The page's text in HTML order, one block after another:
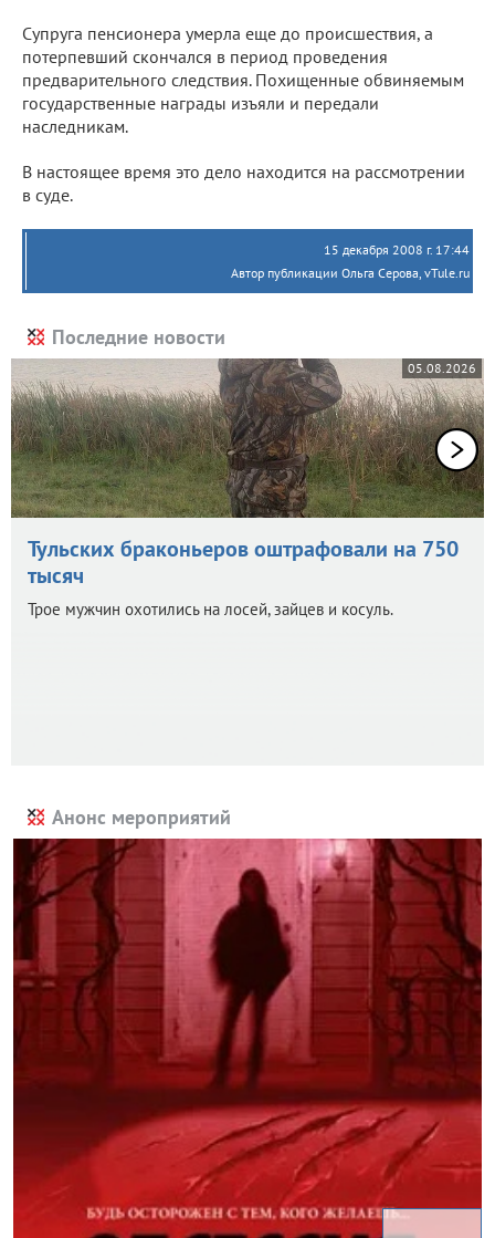
Супруга пенсионера умерла еще до происшествия, а
потерпевший скончался в период проведения
предварительного следствия. Похищенные обвиняемым
государственные награды изъяли и передали
наследникам.
В настоящее время это дело находится на рассмотрении
в суде.
15 декабря 2008 г. 17:44
Автор публикации Ольга Серова, vTule.ru
Последние новости
05.08.2026
Тульских браконьеров оштрафовали на 750
тысяч
Трое мужчин охотились на лосей, зайцев и косуль.
Анонс мероприятий